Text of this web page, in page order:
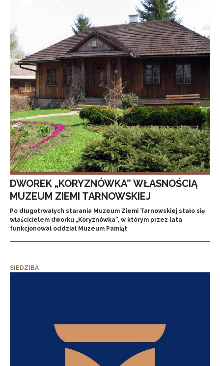
DWOREK „KORYZNÓWKA” WŁASNOŚCIĄ
MUZEUM ZIEMI TARNOWSKIEJ
Po długotrwałych starania Muzeum Ziemi Tarnowskiej stało się
właścicielem dworku „Koryznówka”, w którym przez lata
funkcjonował oddział Muzeum Pamiąt
SIEDZIBA